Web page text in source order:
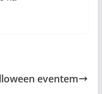
eventem